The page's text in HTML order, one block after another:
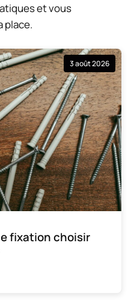
et vous
place.
3 août 2026
fixation choisir